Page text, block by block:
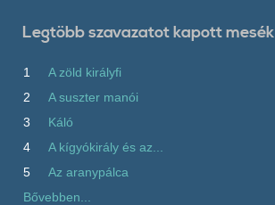
Legtöbb szavazatot kapott mesék
1
A zöld királyfi
2
A suszter manói
3
Káló
4
A kígyókirály és az...
5
Az aranypálca
Bővebben...